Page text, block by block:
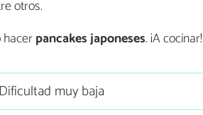
otros.
hacerpancakes japoneses. ¡A cocinar!
Dificultad muy baja